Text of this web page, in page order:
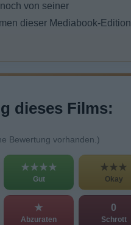
von seiner
dieser Mediabook-Edition
dieses Films:
Bewertung vorhanden.)
★★★★
Gut
★★★
Okay
★
Abzuraten
0
Schrott